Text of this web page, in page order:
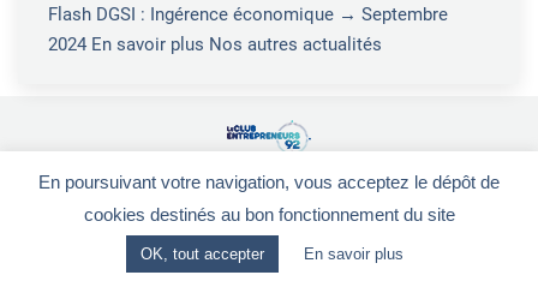
Flash DGSI : Ingérence économique → Septembre
2024 En savoir plus Nos autres actualités
Le Club Entrepreneurs 92-CGV-Mentions légales
28, rue de la Redoute - 92260 FONTENAY-AUX-ROSES
En poursuivant votre navigation, vous acceptez le dépôt de
cookies destinés au bon fonctionnement du site
OK, tout accepter En savoir plus